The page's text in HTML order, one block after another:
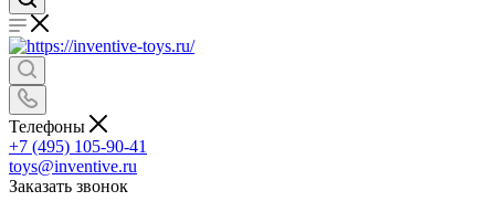
Телефоны
+7 (495) 105-90-41
toys@inventive.ru
Заказать звонок